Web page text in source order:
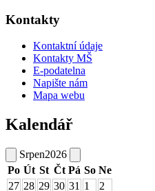
Kontakty
Kontaktní údaje
Kontakty MŠ
E-podatelna
Napište nám
Mapa webu
Kalendář
Srpen2026
Po Út St Čt Pá So Ne
27 28 29 30 31 1 2